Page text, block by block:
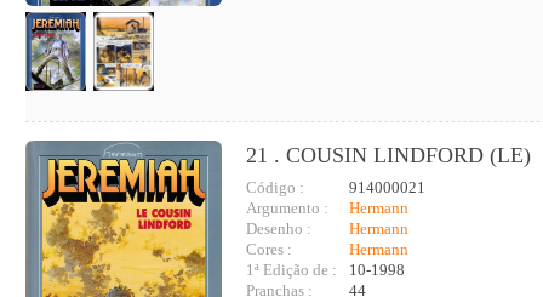
21 . COUSIN LINDFORD (LE)
Código :
914000021
Argumento :
Hermann
Desenho :
Hermann
Cores :
Hermann
1ª Edição de :
10-1998
Pranchas :
44